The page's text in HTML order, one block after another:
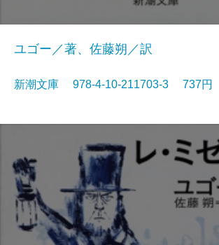
ユゴー／著、佐藤朔／訳
新潮文庫 978-4-10-211703-3 737円